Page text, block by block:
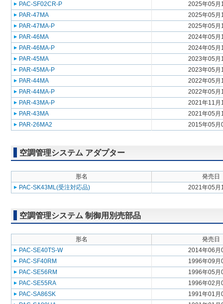
PAC-SF02CR-P
2025年05月
PAR-47MA
2025年05月
PAR-47MA-P
2025年05月
PAR-46MA
2024年05月
PAR-46MA-P
2024年05月
PAR-45MA
2023年05月
PAR-45MA-P
2023年05月
PAR-44MA
2022年05月
PAR-44MA-P
2022年05月
PAR-43MA-P
2021年11月
PAR-43MA
2021年05月
PAR-26MA2
2015年05月
空調管理システム アダプター
形名
発売日
PAC-SK43ML(受注対応品)
2021年05月
空調管理システム 制御用別売部品
形名
発売日
PAC-SE40TS-W
2014年06月
PAC-SF40RM
1996年09月
PAC-SE56RM
1996年05月
PAC-SE55RA
1996年02月
PAC-SA86SK
1991年01月